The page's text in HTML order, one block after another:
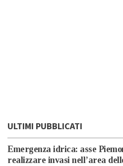
ULTIMI PUBBLICATI
Emergenza idrica: asse
realizzare invasi nell’area